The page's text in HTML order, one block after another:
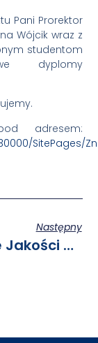
Pani Prorektor
Wójcik wraz z
studentom
dyplomy
adresem:
SitePages/
Następny
Badanie Jakości Kształcenia – Przedłużenie Terminu